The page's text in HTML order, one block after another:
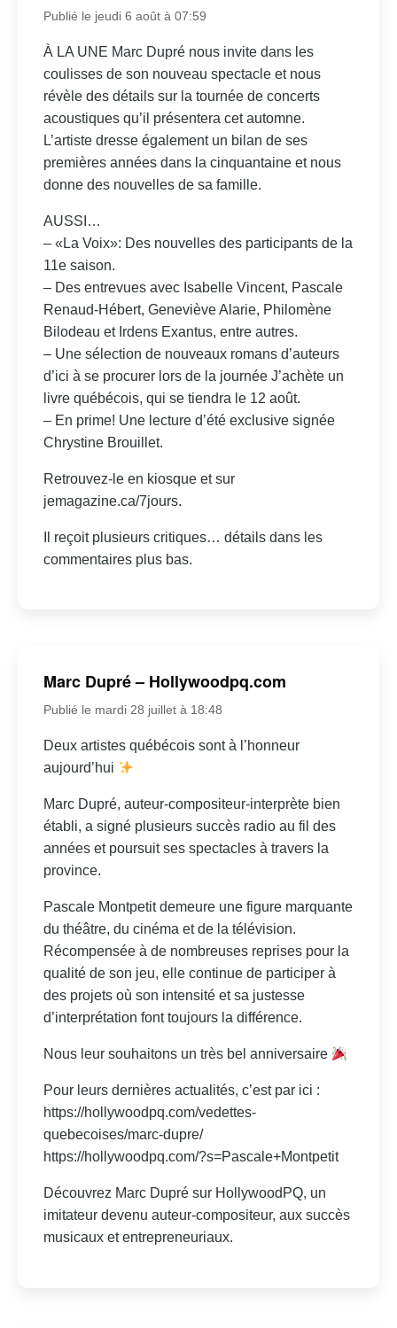
Publié le jeudi 6 août à 07:59
À LA UNE Marc Dupré nous invite dans les
coulisses de son nouveau spectacle et nous
révèle des détails sur la tournée de concerts
acoustiques qu’il présentera cet automne.
L’artiste dresse également un bilan de ses
premières années dans la cinquantaine et nous
donne des nouvelles de sa famille.
AUSSI…
– «La Voix»: Des nouvelles des participants de la
11e saison.
– Des entrevues avec Isabelle Vincent, Pascale
Renaud-Hébert, Geneviève Alarie, Philomène
Bilodeau et Irdens Exantus, entre autres.
– Une sélection de nouveaux romans d’auteurs
d’ici à se procurer lors de la journée J’achète un
livre québécois, qui se tiendra le 12 août.
– En prime! Une lecture d’été exclusive signée
Chrystine Brouillet.
Retrouvez-le en kiosque et sur
jemagazine.ca/7jours.
Il reçoit plusieurs critiques… détails dans les
commentaires plus bas.
Marc Dupré – Hollywoodpq.com
Publié le mardi 28 juillet à 18:48
Deux artistes québécois sont à l’honneur
aujourd’hui
Marc Dupré, auteur-compositeur-interprète bien
établi, a signé plusieurs succès radio au fil des
années et poursuit ses spectacles à travers la
province.
Pascale Montpetit demeure une figure marquante
du théâtre, du cinéma et de la télévision.
Récompensée à de nombreuses reprises pour la
qualité de son jeu, elle continue de participer à
des projets où son intensité et sa justesse
d’interprétation font toujours la différence.
Nous leur souhaitons un très bel anniversaire
Pour leurs dernières actualités, c’est par ici :
https://hollywoodpq.com/vedettes-
quebecoises/marc-dupre/
https://hollywoodpq.com/?s=Pascale+Montpetit
Découvrez Marc Dupré sur HollywoodPQ, un
imitateur devenu auteur-compositeur, aux succès
musicaux et entrepreneuriaux.